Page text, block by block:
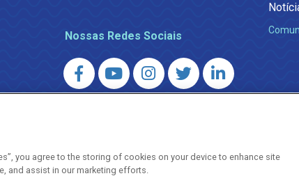
Nossas Redes Sociais
AGENERSA – Agência Reguladora de Energia e
you agree to the storing of cookies on your device to enhance site
and assist in our marketing efforts.